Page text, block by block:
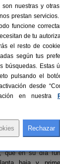
plazas 45 km
que en su día
nuestras y
prestan
funcione
de tu
el resto de
según tus
búsquedas. Estas
pulsando el
desde
en nuestra